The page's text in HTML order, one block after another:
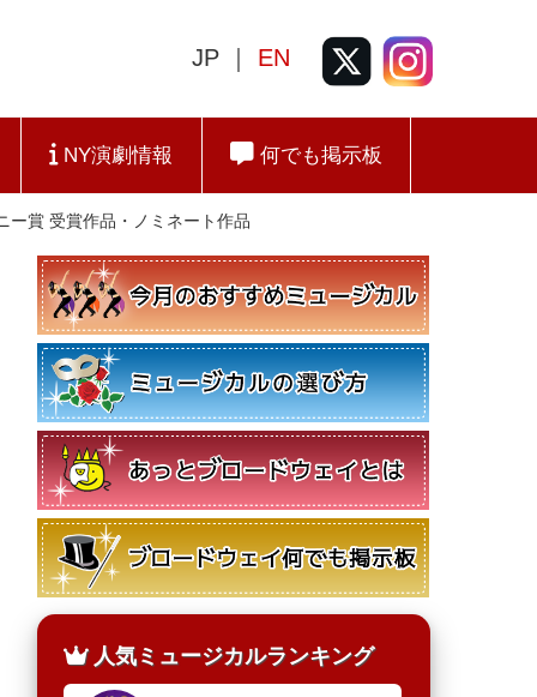
JP ｜ EN
NY演劇情報 何でも掲示板
ー賞 受賞作品・ノミネート作品
人気ミュージカルランキング